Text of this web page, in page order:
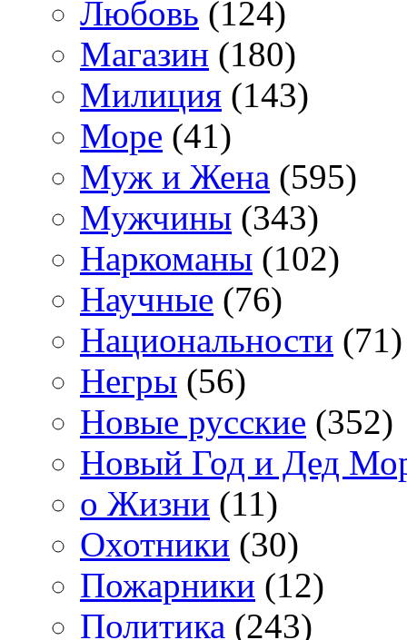
Любовь (124)
Магазин (180)
Милиция (143)
Море (41)
Муж и Жена (595)
Мужчины (343)
Наркоманы (102)
Научные (76)
Национальности (71)
Негры (56)
Новые русские (352)
Новый Год и Дед
о Жизни (11)
Охотники (30)
Пожарники (12)
Политика (243)